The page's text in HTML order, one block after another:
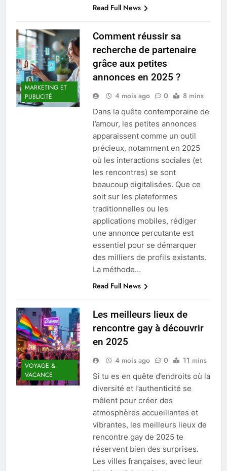
Read Full News
MARKETING ET
PUBLICITÉ
Comment réussir sa
recherche de partenaire
grâce aux petites
annonces en 2025 ?
4 mois ago 0 8 mins
Dans la quête contemporaine de
l’amour, les petites annonces
apparaissent comme un outil
précieux, notamment en 2025
où les interactions sociales (et
les rencontres) se sont
beaucoup digitalisées. Que ce
soit sur les plateformes
traditionnelles ou les
applications mobiles, rédiger
une annonce percutante est
essentiel pour se démarquer
des milliers de profils existants.
La méthode…
Read Full News
VOYAGE &
VACANCE
Les meilleurs lieux de
rencontre gay à découvrir
en 2025
4 mois ago 0 11 mins
Si tu es en quête d’endroits où la
diversité et l’authenticité se
mêlent pour créer des
atmosphères accueillantes et
vibrantes, les meilleurs lieux de
rencontre gay de 2025 te
réservent bien des surprises.
Les villes françaises, avec leur